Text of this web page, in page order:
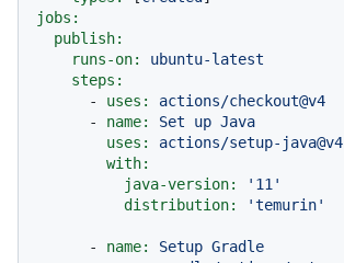
jobs:
publish:
runs-on:
ubuntu-latest
steps:
-
uses:
actions/checkout@v4
-
name: Set up Java
uses:
actions/setup-java@v4
with:
java-version:
'11'
distribution:
'temurin'
- name: Setup Gradle